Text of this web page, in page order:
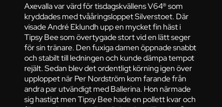
Axevalla var värd för tisdagskvällens V64® som
kryddades med tvååringsloppet Silverstoet. Där
visade André Eklundh upp en mycket fin häst i
Tipsy Bee som övertygade stort vid en lätt seger
för sin tränare. Den fuxiga damen öppnade snabbt
och stabilt till ledningen och kunde dämpa tempot
rejält. Sedan blev det ordentligt körning igen över
upploppet när Per Nordström kom farande från
andra par utvändigt med Ballerina. Hon närmade
sig hastigt men Tipsy Bee hade en pollett kvar och